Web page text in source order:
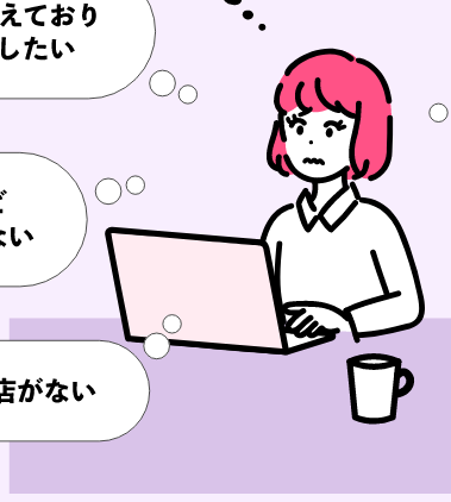
今すぐ査定
なお悩みあ